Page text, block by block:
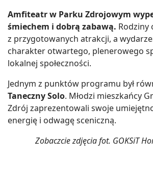
Amfiteatr w Parku Zdrojowym
śmiechem i dobrą zabawą. Rodziny
z przygotowanych atrakcji, a
charakter otwartego, plenerowego
lokalnej społeczności.
Jednym z punktów programu był
Taneczny Solo. Młodzi mieszkańcy
Zdrój zaprezentowali swoje
energię i odwagę sceniczną.
Zobaczcie zdjęcia fot. GOKSiT